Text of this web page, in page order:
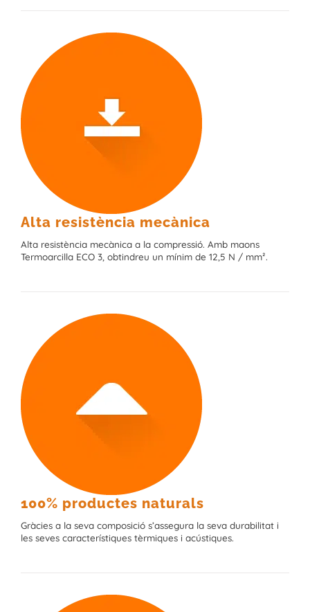
Alta resistència mecànica
Alta resistència mecànica a la compressió. Amb maons
Termoarcilla ECO 3, obtindreu un mínim de 12,5 N / mm².
100% productes naturals
Gràcies a la seva composició s’assegura la seva durabilitat i
les seves característiques tèrmiques i acústiques.